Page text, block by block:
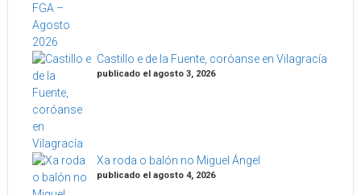
Castillo e de la Fuente, coróanse en Vilagracía
publicado el agosto 3, 2026
Xa roda o balón no Miguel Ángel
publicado el agosto 4, 2026